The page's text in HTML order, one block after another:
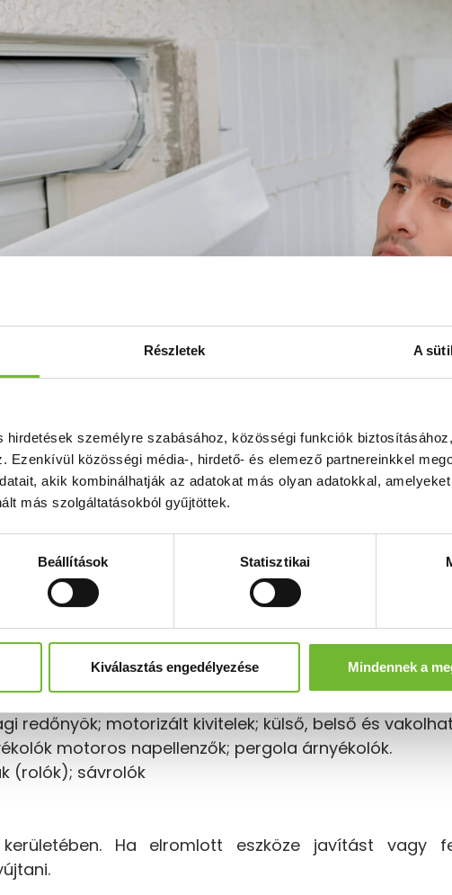
Részletek A
hirdetések személyre szabásához, közösségi funkciók
Ezenkívül közösségi média-, hirdető- és elemező partnereinkkel
akik kombinálhatják az adatokat más olyan adatokkal,
más szolgáltatásokból gyűjtöttek.
Beállítások Statisztikai
Kiválasztás engedélyezése Mindennek a
redőnyök; motorizált kivitelek; külső, belső és
motoros napellenzők; pergola árnyékolók.
(rolók); sávrolók
Ha elromlott eszköze javítást vagy